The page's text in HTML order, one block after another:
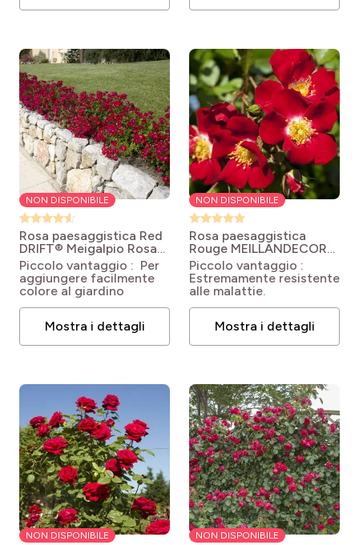
NON DISPONIBILE
Rosa paesaggistica Red
DRIFT® Meigalpio Rosa
'Meigalpio' RED DRIFT®
Piccolo vantaggio : Per
aggiungere facilmente
colore al giardino
Mostra i dettagli
NON DISPONIBILE
Rosa paesaggistica
Rouge MEILLANDECOR®
Meineble Rosa Rouge
Meillandécor® 'Meineble'
Piccolo vantaggio :
Estremamente resistente
alle malattie.
Mostra i dettagli
NON DISPONIBILE NON DISPONIBILE